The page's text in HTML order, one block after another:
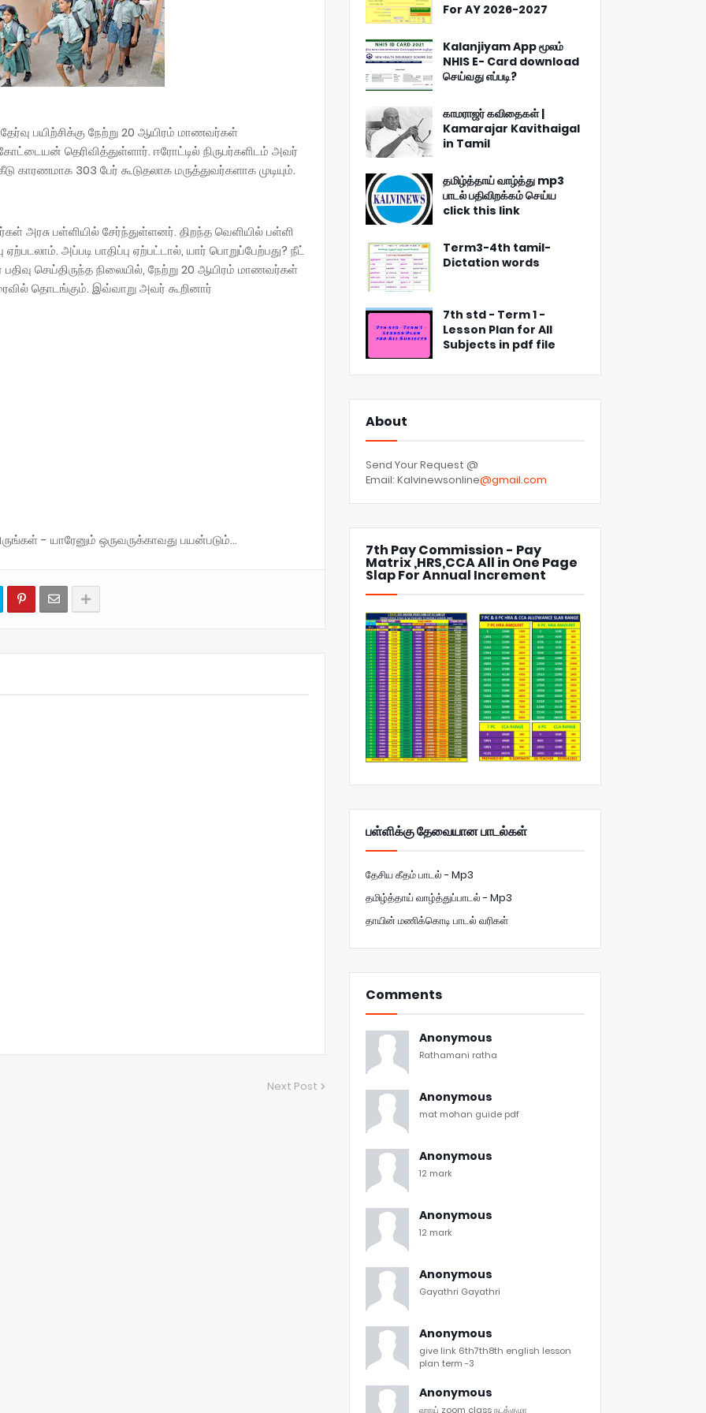
பயிற்சிக்கு நேற்று 20 ஆயிரம் மாணவர்கள்
தெரிவித்துள்ளார். ஈரோட்டில் நிருபர்களிடம் அவர்
காரணமாக 303 பேர் கூடுதலாக மருத்துவர்களாக முடியும்.
அரசு பள்ளியில் சேர்ந்துள்ளனர். திறந்த வெளியில் பள்ளி
அப்படி பாதிப்பு ஏற்பட்டால், யார் பொறுப்பேற்பது? நீட்
செய்திருந்த நிலையில், நேற்று 20 ஆயிரம் மாணவர்கள்
தொடங்கும். இவ்வாறு அவர் கூறினார்
- யாரேனும் ஒருவருக்காவது பயன்படும்...
Next Post
For AY 2026-2027
Kalanjiyam App மூலம்
NHIS E- Card download
செய்வது எப்படி?
காமராஜர் கவிதைகள் |
Kamarajar Kavithaigal
in Tamil
தமிழ்த்தாய் வாழ்த்து mp3
பாடல் பதிவிறக்கம் செய்ய
click this link
Term3-4th tamil-
Dictation words
7th std - Term 1 -
Lesson Plan for All
Subjects in pdf file
About
Send Your Request @
Email: Kalvinewsonline@gmail.com
7th Pay Commission - Pay
Matrix ,HRS,CCA All in One Page
Slap For Annual Increment
பள்ளிக்கு தேவையான பாடல்கள்
தேசிய கீதம் பாடல் - Mp3
தமிழ்த்தாய் வாழ்த்துப்பாடல் - Mp3
தாயின் மணிக்கொடி பாடல் வரிகள்
Comments
Anonymous
Rathamani ratha
Anonymous
mat mohan guide pdf
Anonymous
12 mark
Anonymous
12 mark
Anonymous
Gayathri Gayathri
Anonymous
give link 6th7th8th english lesson
plan term -3
Anonymous
ஹாய் zoom class நடக்குமா